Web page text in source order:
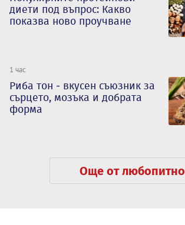
диети под въпрос: Какво
показва ново проучване
1 час
Риба тон - вкусен съюзник за
сърцето, мозъка и добрата
форма
Още от любопитно